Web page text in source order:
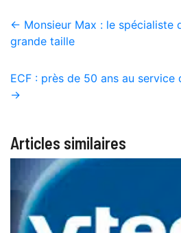
← Monsieur Max : le spécialiste
grande taille
ECF : près de 50 ans au
→
Articles similaires